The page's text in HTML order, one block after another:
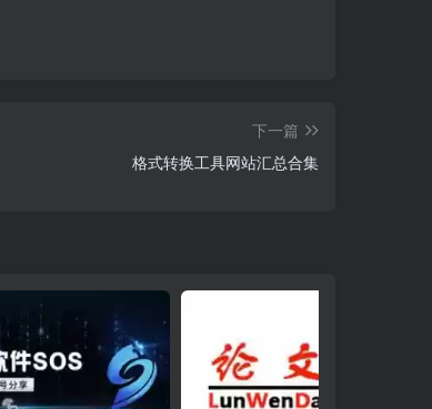
下一篇
格式转换工具网站汇总合集